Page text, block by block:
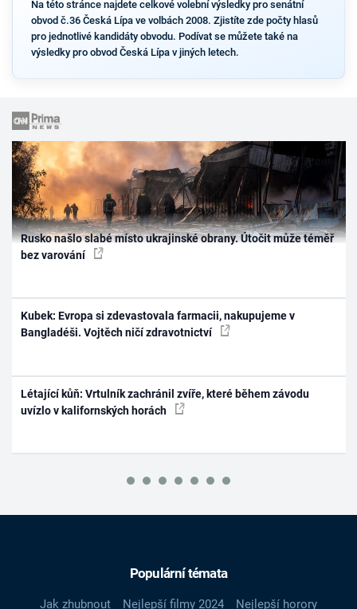
Na této stránce najdete celkové volební výsledky pro senátní
obvod č.36 Česká Lípa ve volbách 2008. Zjistíte zde počty hlasů
pro jednotlivé kandidáty obvodu. Podívat se můžete také na
výsledky pro obvod Česká Lípa v jiných letech.
Rusko našlo slabé místo ukrajinské obrany. Útočit může téměř
bez varování
Kubek: Evropa si zdevastovala farmacii, nakupujeme v
Bangladéši. Vojtěch ničí zdravotnictví
Létající kůň: Vrtulník zachránil zvíře, které během závodu
uvízlo v kalifornských horách
Populární témata
Jak zhubnout Nejlepší filmy 2024
Nejlepší horory